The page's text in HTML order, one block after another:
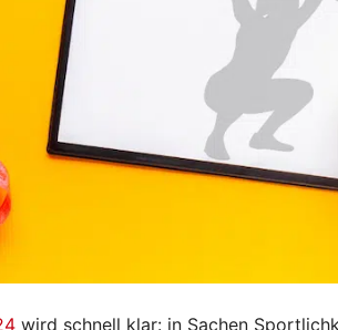
wird schnell klar: in Sachen